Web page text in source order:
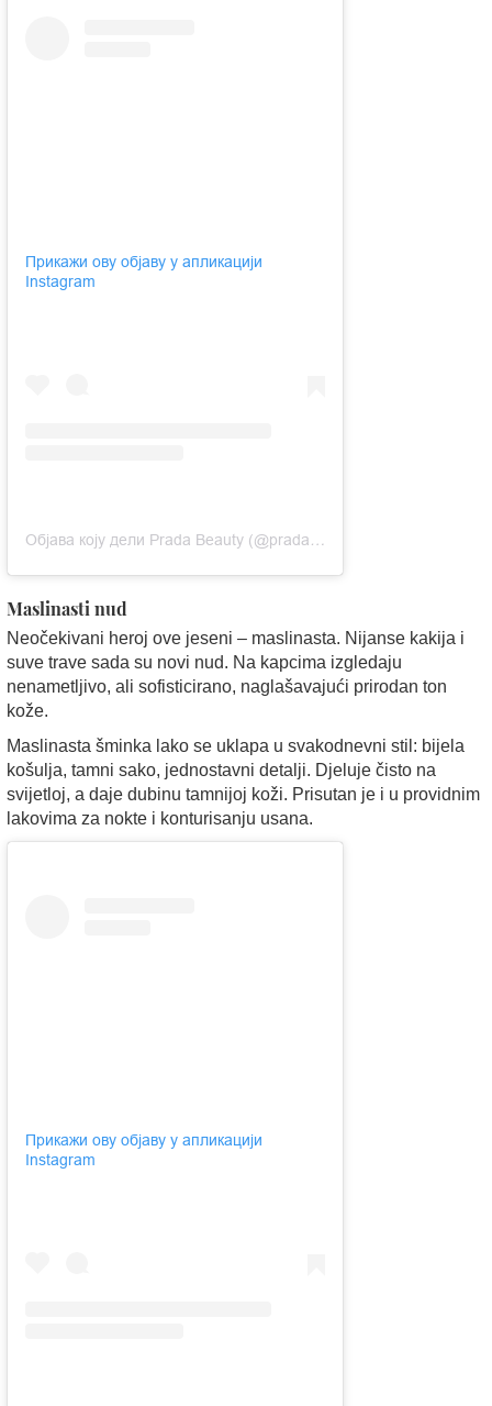
Прикажи ову објаву у апликацији
Instagram
Maslinasti nud
Neočekivani heroj ove jeseni – maslinasta. Nijanse kakija i
suve trave sada su novi nud. Na kapcima izgledaju
nenametljivo, ali sofisticirano, naglašavajući prirodan ton
kože.
Maslinasta šminka lako se uklapa u svakodnevni stil: bijela
košulja, tamni sako, jednostavni detalji. Djeluje čisto na
svijetloj, a daje dubinu tamnijoj koži. Prisutan je i u providnim
lakovima za nokte i konturisanju usana.
Прикажи ову објаву у апликацији
Instagram